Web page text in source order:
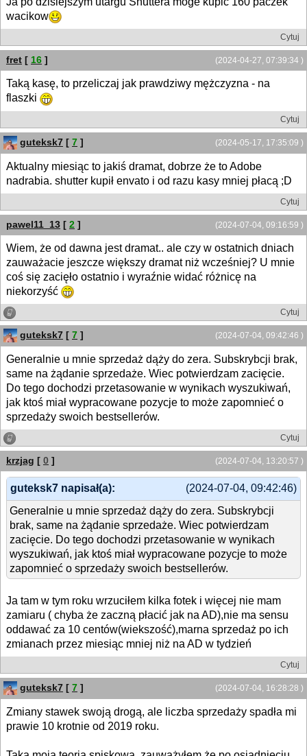
wacikow
Cytuj
(2024-04-27, 07:39:34 )
fret [ 16 ]
Taką kasę, to przeliczaj jak prawdziwy mężczyzna - na
flaszki
Cytuj
(2024-05-17, 17:35:09 )
guteksk7 [ 7 ]
Aktualny miesiąc to jakiś dramat, dobrze że to Adobe
nadrabia. shutter kupił envato i od razu kasy mniej płacą ;D
Cytuj
(2024-07-04, 09:16:59 )
pawel11_13 [ 2 ]
Wiem, że od dawna jest dramat.. ale czy w ostatnich dniach
zauważacie jeszcze większy dramat niż wcześniej? U mnie
coś się zacięło ostatnio i wyraźnie widać różnicę na
niekorzyść
Cytuj
(2024-07-04, 09:42:46 )
guteksk7 [ 7 ]
Generalnie u mnie sprzedaż dąży do zera. Subskrybcji brak,
same na żądanie sprzedaże. Wiec potwierdzam zacięcie.
Do tego dochodzi przetasowanie w wynikach wyszukiwań,
jak ktoś miał wypracowane pozycje to może zapomnieć o
sprzedaży swoich bestsellerów.
Cytuj
(2024-07-04, 13:20:57 )
krzjag [ 0 ]
(2024-07-04, 09:42:46)
guteksk7 napisał(a):
Generalnie u mnie sprzedaż dąży do zera. Subskrybcji
brak, same na żądanie sprzedaże. Wiec potwierdzam
zacięcie. Do tego dochodzi przetasowanie w wynikach
wyszukiwań, jak ktoś miał wypracowane pozycje to może
zapomnieć o sprzedaży swoich bestsellerów.
Ja tam w tym roku wrzuciłem kilka fotek i więcej nie mam
zamiaru ( chyba że zaczną płacić jak na AD),nie ma sensu
oddawać za 10 centów(wiekszość),marna sprzedaż po ich
zmianach przez miesiąc mniej niż na AD w tydzień
Cytuj
(2024-07-04, 16:28:28 )
guteksk7 [ 7 ]
Zmiany stawek swoją drogą, ale liczba sprzedaży spadła mi
prawie 10 krotnie od 2019 roku.